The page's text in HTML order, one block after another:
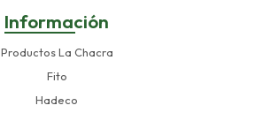
Información
Productos La Chacra
Fito
Hadeco